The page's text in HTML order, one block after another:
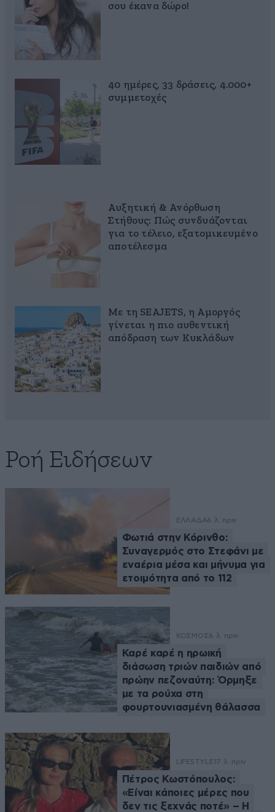
σου έκανα δώρο!
40 ημέρες, 33 δράσεις, 4.000+
συμμετοχές
Αυξητική & Ανόρθωση
Στήθους: Πώς συνδυάζονται
για το τέλειο, εξατομικευμένο
αποτέλεσμα
Με τη SEAJETS, η Αμοργός
γίνεται η πιο αυθεντική
απόδραση των Κυκλάδων
Ροή Ειδήσεων
ΕΛΛΑΔΑ6 λ. πριν
Φωτιά στην Κόρινθο:
Συναγερμός στο Στεφάνι με
εναέρια μέσα και μήνυμα για
ετοιμότητα από το 112
ΚΟΣΜΟΣ6 λ. πριν
Καρέ καρέ η ηρωική
διάσωση τριών παιδιών από
πρώην πεζοναύτη: Όρμηξε
με τα ρούχα στη
φουρτουνιασμένη θάλασσα
LIFESTYLE 17 λ. πριν
Πέτρος Κωστόπουλος:
«Είναι κάποιες μέρες που
δεν τις ξεχνάς ποτέ» – Η